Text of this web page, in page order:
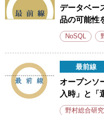
データベー
品の可能性
NoSQL
最前線
オープンソ
入時」と「
野村総合研